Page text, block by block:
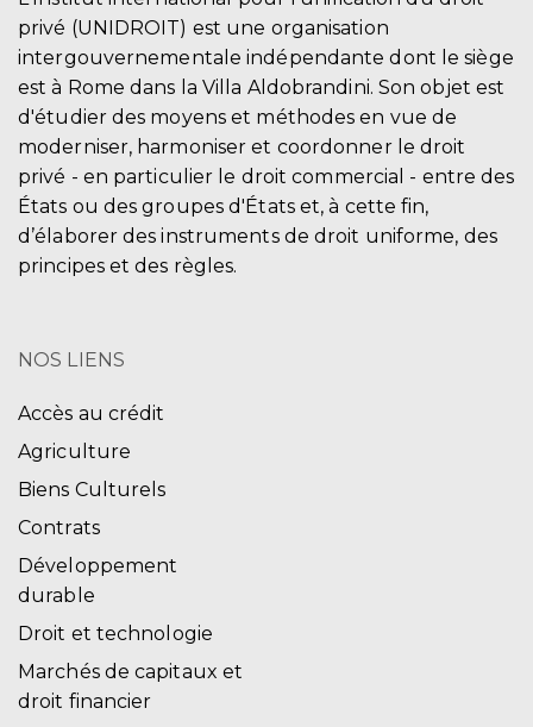
privé (UNIDROIT) est une organisation
intergouvernementale indépendante dont le siège
est à Rome dans la Villa Aldobrandini. Son objet est
d'étudier des moyens et méthodes en vue de
moderniser, harmoniser et coordonner le droit
privé - en particulier le droit commercial - entre des
États ou des groupes d'États et, à cette fin,
d’élaborer des instruments de droit uniforme, des
principes et des règles.
NOS LIENS
Accès au crédit
Agriculture
Biens Culturels
Contrats
Développement
durable
Droit et technologie
Marchés de capitaux et
droit financier